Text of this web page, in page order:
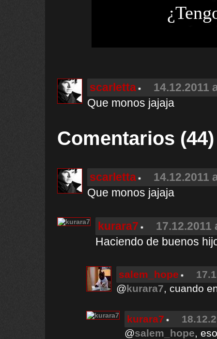
scarletta
14.12.2011
Que monos jajaja
Comentarios (44)
scarletta
14.12.2011
Que monos jajaja
kurara7
17.12.2011
Haciendo de buenos
salem_hope
@kurara7, cuando
kurara7
@salem_hope,